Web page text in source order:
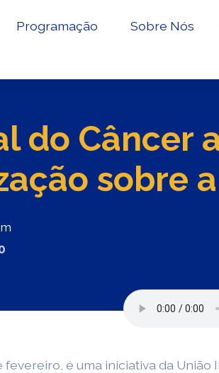
Programação Sobre Nós
do Câncer
sobre
fevereiro, é uma iniciativa da